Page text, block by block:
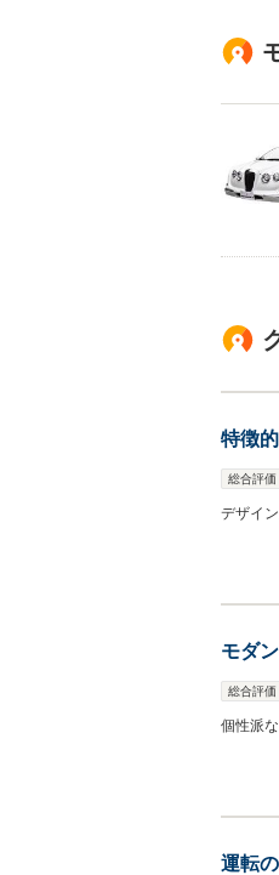
特徴的
総合評価
デザイ
モダ
総合評価
個性派
運転